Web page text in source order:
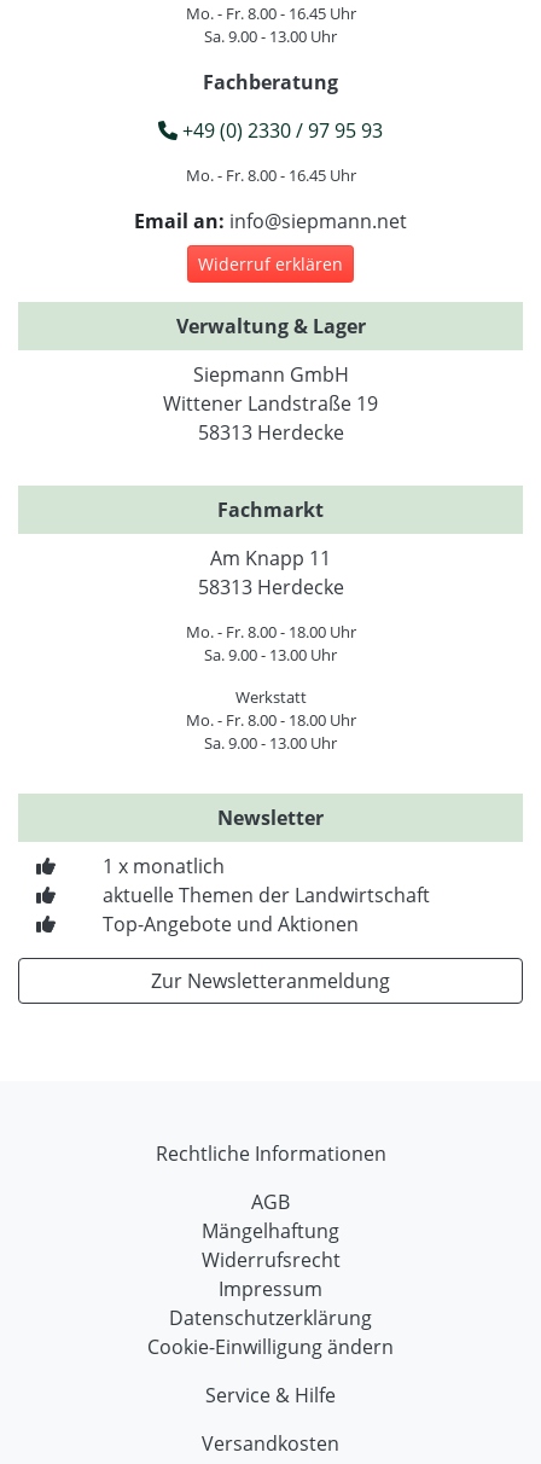
Mo. - Fr. 8.00 - 16.45 Uhr
Sa. 9.00 - 13.00 Uhr
Fachberatung
+49 (0) 2330 / 97 95 93
Mo. - Fr. 8.00 - 16.45 Uhr
Email an: info@siepmann.net
Widerruf erklären
Verwaltung & Lager
Siepmann GmbH
Wittener Landstraße 19
58313 Herdecke
Fachmarkt
Am Knapp 11
58313 Herdecke
Mo. - Fr. 8.00 - 18.00 Uhr
Sa. 9.00 - 13.00 Uhr
Werkstatt
Mo. - Fr. 8.00 - 18.00 Uhr
Sa. 9.00 - 13.00 Uhr
Newsletter
1 x monatlich
aktuelle Themen der Landwirtschaft
Top-Angebote und Aktionen
Zur Newsletteranmeldung
Rechtliche Informationen
AGB
Mängelhaftung
Widerrufsrecht
Impressum
Datenschutzerklärung
Cookie-Einwilligung ändern
Service & Hilfe
Versandkosten